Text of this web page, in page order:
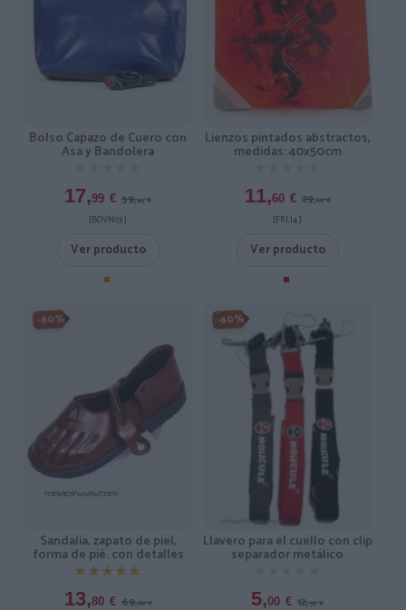
Bolso Capazo de Cuero con
Asa y Bandolera
17,99 € 59,95 €
[BOVN03 ]
Ver producto
Lienzos pintados abstractos,
medidas: 40x50cm
11,60 € 29,00 €
[FRLI4 ]
Ver producto
-80%
Sandalia, zapato de piel,
forma de pié. con detalles
★★★★★
★★★★★
13,80 € 69,00 €
-60%
Llavero para el cuello con clip
separador metálico
5,00 € 12,50 €